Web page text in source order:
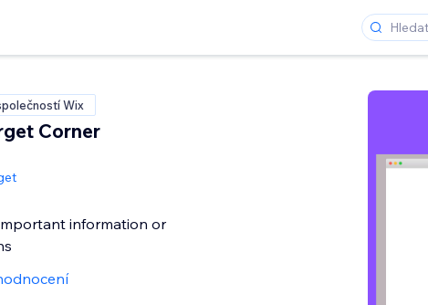
Wix
Corner
information or